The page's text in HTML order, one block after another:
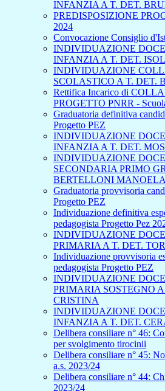
INFANZIA A T. DET.
PREDISPOSIZIONE
2024
Convocazione Consiglio
INDIVIDUAZIONE
INFANZIA A T. DET.
INDIVIDUAZIONE
SCOLASTICO A T. DET.
Rettifica Incarico di
PROGETTO PNRR -
Graduatoria definitiva
Progetto PEZ
INDIVIDUAZIONE
INFANZIA A T. DET.
INDIVIDUAZIONE
SECONDARIA PRIMO
BERTELLONI MANOELA
Graduatoria provvisoria
Progetto PEZ
Individuazione definitiva
pedagogista Progetto Pez
INDIVIDUAZIONE
PRIMARIA A T. DET.
Individuazione provvisoria
pedagogista Progetto PEZ
INDIVIDUAZIONE
PRIMARIA SOSTEGNO
CRISTINA
INDIVIDUAZIONE
INFANZIA A T. DET.
Delibera consiliare n° 46:
per svolgimento tirocinii
Delibera consiliare n° 45:
a.s. 2023/24
Delibera consiliare n° 44:
2023/24